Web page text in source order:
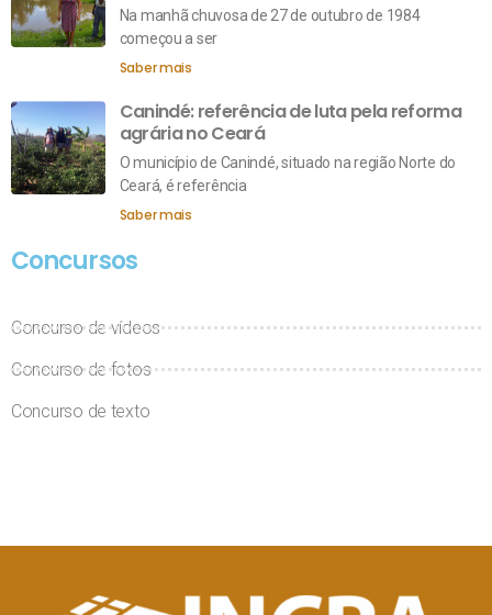
Na manhã chuvosa de 27 de outubro de 1984
começou a ser
Saber mais
Canindé: referência de luta pela reforma
agrária no Ceará
O município de Canindé, situado na região Norte do
Ceará, é referência
Saber mais
Concursos
Concurso de vídeos
Concurso de fotos
Concurso de texto